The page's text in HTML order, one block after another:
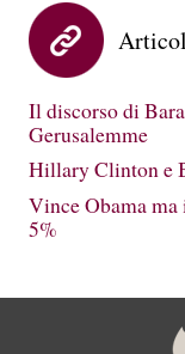
Il discorso di
Gerusalemme
Hillary Clinton e
Vince Obama ma
5%